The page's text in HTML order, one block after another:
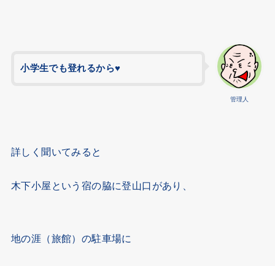
管理人
小学生でも登れるから♥
詳しく聞いてみると
木下小屋という宿の脇に登山口があり、
地の涯（旅館）の駐車場に